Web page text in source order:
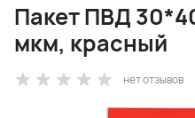
Пакет ПВД
мкм, красный
нет отзывов